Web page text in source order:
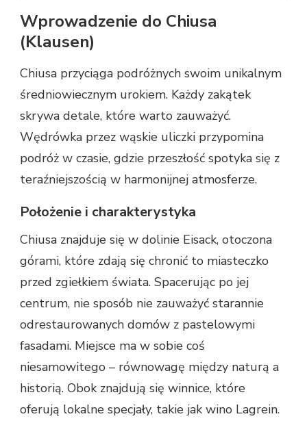
Wprowadzenie do Chiusa
(Klausen)
Chiusa przyciąga podróżnych swoim unikalnym
średniowiecznym urokiem. Każdy zakątek
skrywa detale, które warto zauważyć.
Wędrówka przez wąskie uliczki przypomina
podróż w czasie, gdzie przeszłość spotyka się z
teraźniejszością w harmonijnej atmosferze.
Położenie i charakterystyka
Chiusa znajduje się w dolinie Eisack, otoczona
górami, które zdają się chronić to miasteczko
przed zgiełkiem świata. Spacerując po jej
centrum, nie sposób nie zauważyć starannie
odrestaurowanych domów z pastelowymi
fasadami. Miejsce ma w sobie coś
niesamowitego – równowagę między naturą a
historią. Obok znajdują się winnice, które
oferują lokalne specjały, takie jak wino Lagrein.